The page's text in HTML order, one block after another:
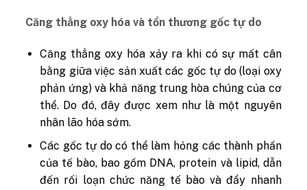
Căng thẳng oxy hóa và tổn thương gốc tự do
Căng thẳng oxy hóa xảy ra khi có sự mất cân
bằng giữa việc sản xuất các gốc tự do (loại oxy
phản ứng) và khả năng trung hòa chúng của cơ
thể. Do đó, đây được xem như là một nguyên
nhân lão hóa sớm.
Các gốc tự do có thể làm hỏng các thành phần
của tế bào, bao gồm DNA, protein và lipid, dẫn
đến rối loạn chức năng tế bào và đẩy nhanh